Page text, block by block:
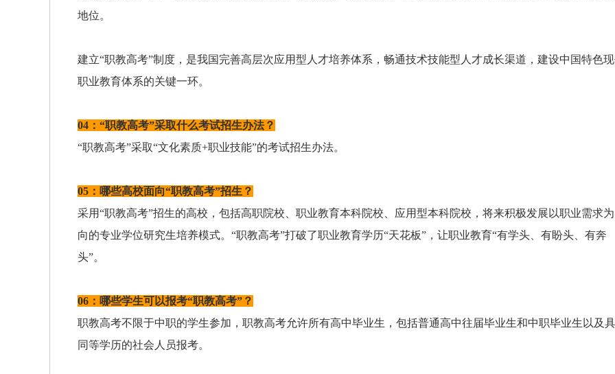
地位。
建立“职教高考”制度，是我国完善高层次应用型人才培养体系，畅通技术技能型人才成长渠道，建设中国特色
职业教育体系的关键一环。
04：“职教高考”采取什么考试招生办法？
“职教高考”采取“文化素质+职业技能”的考试招生办法。
05：哪些高校面向“职教高考”招生？
采用“职教高考”招生的高校，包括高职院校、职业教育本科院校、应用型本科院校，将来积极发展以职业需求
向的专业学位研究生培养模式。“职教高考”打破了职业教育学历“天花板”，让职业教育“有学头、有盼头、有奔
头”。
06：哪些学生可以报考“职教高考”？
职教高考不限于中职的学生参加，职教高考允许所有高中毕业生，包括普通高中往届毕业生和中职毕业生以及
同等学历的社会人员报考。